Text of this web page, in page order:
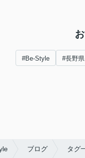
#Be-Style #長野県
ブログ タグ